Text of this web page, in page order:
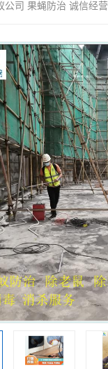
公司 果蝇防治 诚信经营